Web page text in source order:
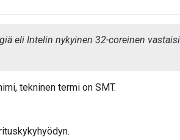
matalampiin kelloihiin tähtäävä
ison ytimen koosta, ja tukee
on paljon pienempi määrä kuin
hyvin säikeistyvillä koodeilla.
myös isoistakin ytimistään.
arkkitehtuuritaikaa.
eli Intelin nykyinen 32-coreinen vastaisi
tekninen termi on SMT.